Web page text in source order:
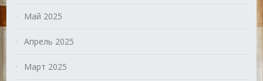
Май 2025
Апрель 2025
Март 2025